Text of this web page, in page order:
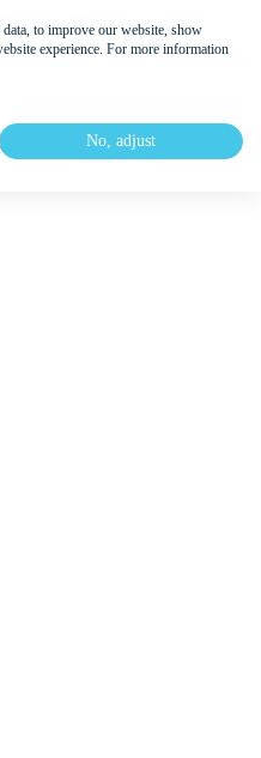
to improve our website, show
experience. For more information
No, adjust